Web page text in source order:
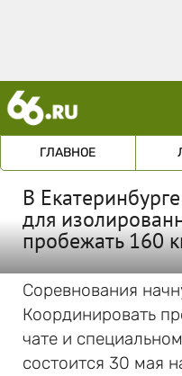
ГЛАВНОЕ
В
для
пробежать 160
Соревнования
Координировать
чате и
состоится 30 мая